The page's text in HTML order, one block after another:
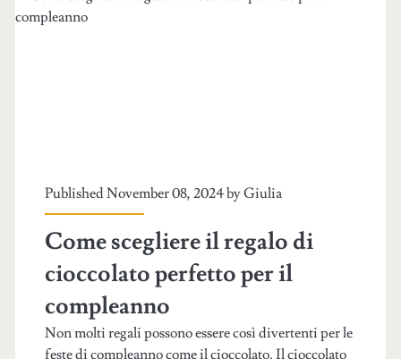
Published November 08, 2024 byGiulia
Come scegliere il regalo di
cioccolato perfetto per il
compleanno
Non molti regali possono essere così divertenti per le
feste di compleanno come il cioccolato. Il cioccolato